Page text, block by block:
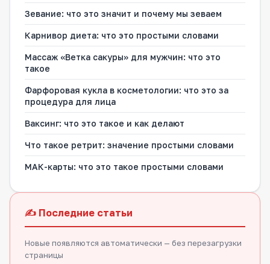
Зевание: что это значит и почему мы зеваем
Карнивор диета: что это простыми словами
Массаж «Ветка сакуры» для мужчин: что это
такое
Фарфоровая кукла в косметологии: что это за
процедура для лица
Ваксинг: что это такое и как делают
Что такое ретрит: значение простыми словами
МАК-карты: что это такое простыми словами
✍️ Последние статьи
Новые появляются автоматически — без перезагрузки
страницы